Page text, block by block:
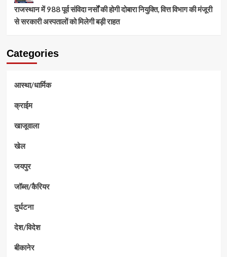
राजस्थान में 988 पूर्व संविदा नर्सों की होगी दोबारा नियुक्ति, वित्त विभाग की मंजूरी
से सरकारी अस्पतालों को मिलेगी बड़ी राहत
Categories
आस्था/धार्मिक
क्राईम
खाजूवाला
खेल
जयपुर
जॉब्स/कैरियर
दुर्घटना
देश/विदेश
बीकानेर